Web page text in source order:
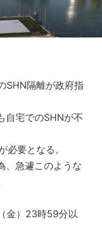
SHN隔離が政府指
自宅でのSHNが不
必要となる。
、急遽このような
金）23時59分以